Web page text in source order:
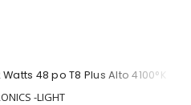
48 po T8 Plus Alto 4100°K
-LIGHT